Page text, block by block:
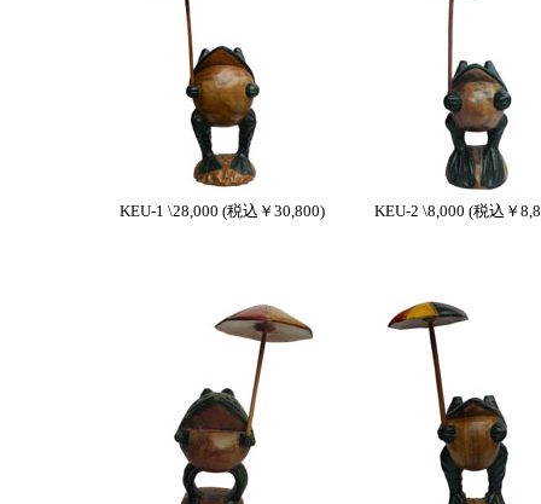
KEU-1 \28,000 (税込￥30,800) KEU-2 \8,000 (税込￥